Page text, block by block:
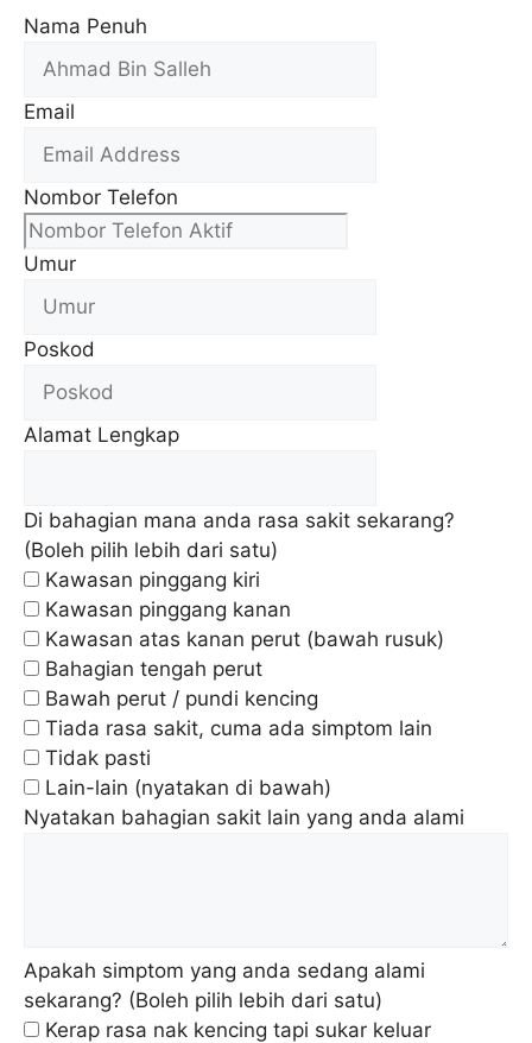
Nama Penuh
Email
Nombor Telefon
Umur
Poskod
Alamat Lengkap
Di bahagian mana anda rasa sakit sekarang?
(Boleh pilih lebih dari satu)
Kawasan pinggang kiri
Kawasan pinggang kanan
Kawasan atas kanan perut (bawah rusuk)
Bahagian tengah perut
Bawah perut / pundi kencing
Tiada rasa sakit, cuma ada simptom lain
Tidak pasti
Lain-lain (nyatakan di bawah)
Nyatakan bahagian sakit lain yang anda alami
Apakah simptom yang anda sedang alami
sekarang? (Boleh pilih lebih dari satu)
Kerap rasa nak kencing tapi sukar keluar